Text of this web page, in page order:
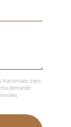
transmises dans
demande.